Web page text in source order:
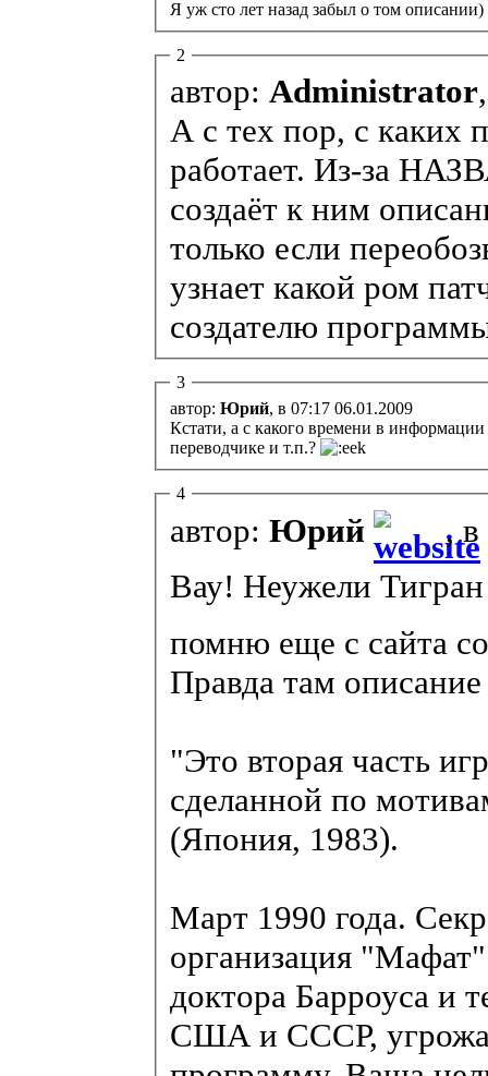
Я уж сто лет назад забыл о том описании)
2
автор: Administrator
А с тех пор, с каких
работает. Из-за
создаёт к ним
только если
узнает какой ром
создателю
3
автор: Юрий, в 07:17 06.01.2009
Кстати, а с какого времени в
переводчике и т.п.?
4
автор: Юрий
,
Вау! Неужели Тигран
помню еще с сайта
Правда там
"Это вторая часть
сделанной по
(Япония, 1983).
Март 1990 года.
организация
доктора Барроуса и
США и СССР,